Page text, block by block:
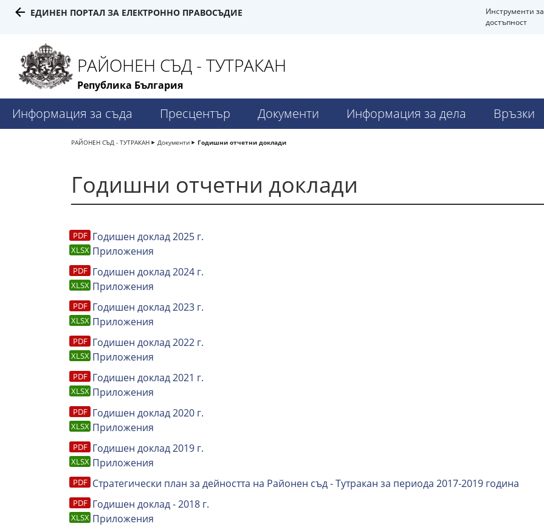
ЕДИНЕН ПОРТАЛ ЗА ЕЛЕКТРОННО ПРАВОСЪДИЕ
Инструменти за
достъпност
РАЙОНЕН СЪД - ТУТРАКАН
Република България
Информация за съда Пресцентър Документи Информация за дела Връзки
РАЙОНЕН СЪД - ТУТРАКАН Документи Годишни отчетни доклади
Годишни отчетни доклади
Годишен доклад 2025 г.
Приложения
Годишен доклад 2024 г.
Приложения
Годишен доклад 2023 г.
Приложения
Годишен доклад 2022 г.
Приложения
Годишен доклад 2021 г.
Приложения
Годишен доклад 2020 г.
Приложения
Годишен доклад 2019 г.
Приложения
Стратегически план за дейността на Районен съд - Тутракан за периода 2017-2019 година
Годишен доклад - 2018 г.
Приложения